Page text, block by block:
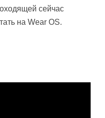
сейчас
на Wear OS.